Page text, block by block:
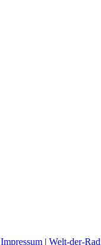
Impressum | Welt-der-